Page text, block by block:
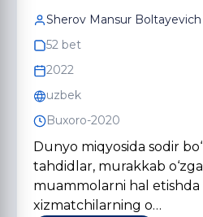
Sherov Mansur Boltayevich
52 bet
2022
uzbek
Buxoro-2020
Dunyo miqyosida sodir
tahdidlar, murakkab
muammolarni hal etishda
xizmatchilarning o…